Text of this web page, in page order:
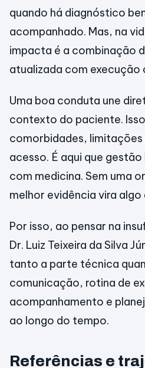
quando há diagnóstico
acompanhado. Mas, na
impacta é a combinação
atualizada com execução
Uma boa conduta une
contexto do paciente.
comorbidades,
acesso. É aqui que
com medicina. Sem uma
melhor evidência vira
Por isso, ao pensar na
Dr. Luiz Teixeira da Silva
tanto a parte técnica
comunicação, rotina de
acompanhamento e
ao longo do tempo.
Referências e